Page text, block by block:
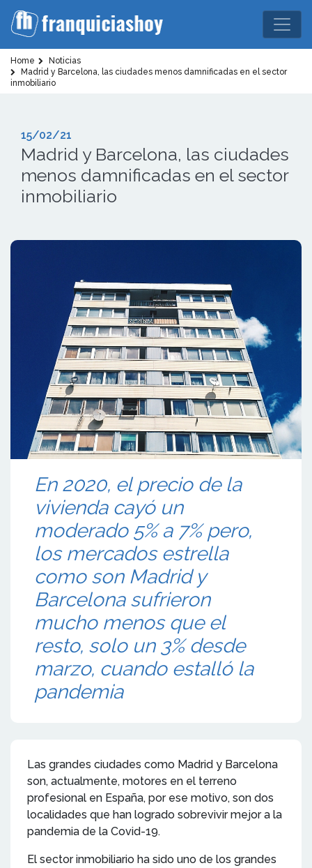
Home
Noticias
Madrid y Barcelona, las ciudades menos damnificadas en el sector
inmobiliario
15/02/21
Madrid y Barcelona, las ciudades
menos damnificadas en el sector
inmobiliario
En 2020, el precio de la
vivienda cayó un
moderado 5% a 7% pero,
los mercados estrella
como son Madrid y
Barcelona sufrieron
mucho menos que el
resto, solo un 3% desde
marzo, cuando estalló la
pandemia
Las grandes ciudades como Madrid y Barcelona
son, actualmente, motores en el terreno
profesional en España, por ese motivo, son dos
localidades que han logrado sobrevivir mejor a la
pandemia de la Covid-19.
El sector inmobiliario ha sido uno de los grandes